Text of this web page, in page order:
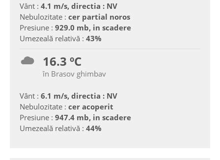
Vânt : 4.1 m/s, directia : NV
Nebulozitate : cer partial noros
Presiune : 929.0 mb, in scadere
Umezeală relativă : 43%
16.3 ºC
în Brasov ghimbav
Vânt : 6.1 m/s, directia : NV
Nebulozitate : cer acoperit
Presiune : 947.4 mb, in scadere
Umezeală relativă : 44%